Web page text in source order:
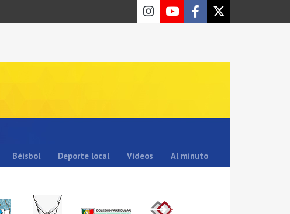
Béisbol Deporte local Videos Al minuto